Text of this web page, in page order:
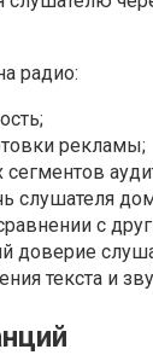
радио:
рекламы;
слушателя
с
доверие
текста и